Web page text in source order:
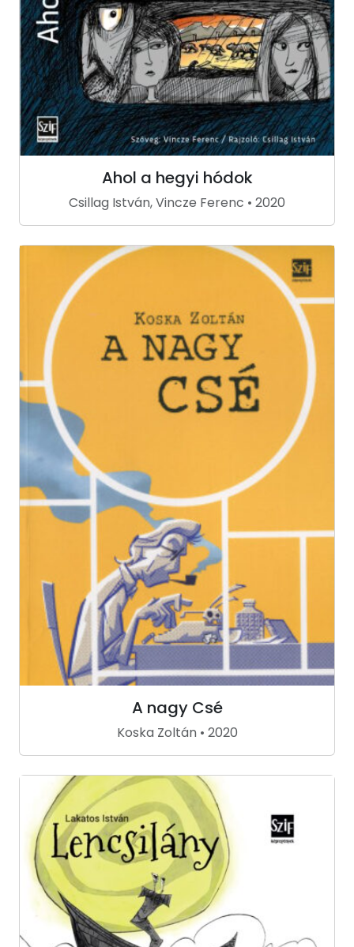
Ahol a hegyi hódok
Csillag István, Vincze Ferenc • 2020
A nagy Csé
Koska Zoltán • 2020